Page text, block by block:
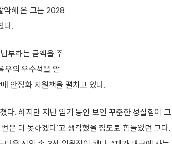
약해 온 그는 2028
다.
부하는 금액을 주
우의 우수성을 알
안정화 지원책을 펼치고 있다.
다. 하지만 지난 임기 동안 보인 꾸준한 성실함이 그
은 더 못하겠다’고 생각했을 정도로 힘들었던 그다.